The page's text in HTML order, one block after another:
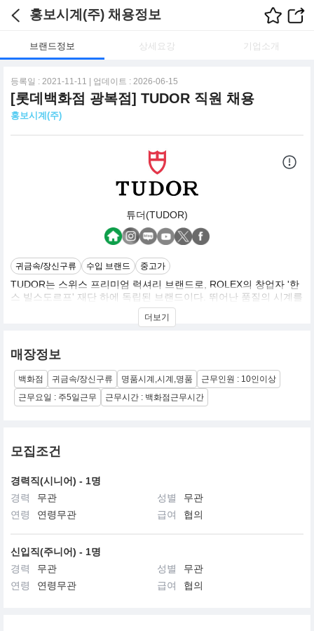
홍보시계(주) 채용정보
브랜드정보 상세요강 기업소개
등록일 : 2021-11-11 | 업데이트 : 2026-06-15
[롯데백화점 광복점] TUDOR 직원 채용
홍보시계(주)
튜더(TUDOR)
귀금속/장신구류 수입 브랜드 중고가
TUDOR는 스위스 프리미엄 럭셔리 브랜드로, ROLEX의 창업자 '한
스 빌스도르프' 재단 하에 독립된 브랜드이다. 뛰어난 품질의 시계를
보다 합리적인 가격으로 제공하며, 스위스 제네바에 1926년 상표를
더보기
매장정보
백화점 귀금속/장신구류 명품시계,시계,명품
근무인원 : 10인이상
근무요일 : 주5일근무
근무시간 : 백화점근무시간
모집조건
경력직(시니어) - 1명
경력
무관 성별
무관
연령
연령무관 급여 협의
신입직(주니어) - 1명
경력
무관 성별
무관
연령
연령무관 급여 협의